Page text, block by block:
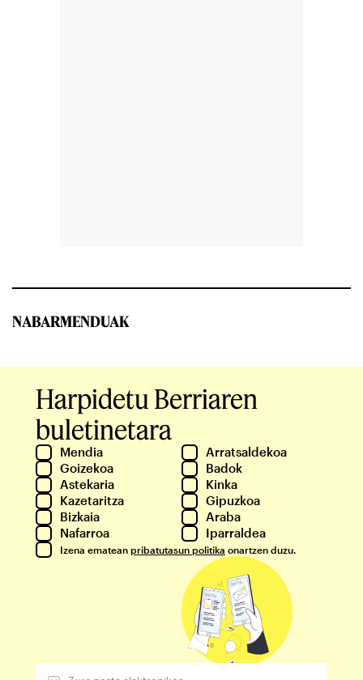
NABARMENDUAK
Harpidetu Berriaren
buletinetara
Mendia
Arratsaldekoa
Goizekoa
Badok
Astekaria
Kinka
Kazetaritza
Gipuzkoa
Bizkaia
Araba
Nafarroa
Iparraldea
Izena ematean pribatutasun politika onartzen duzu.